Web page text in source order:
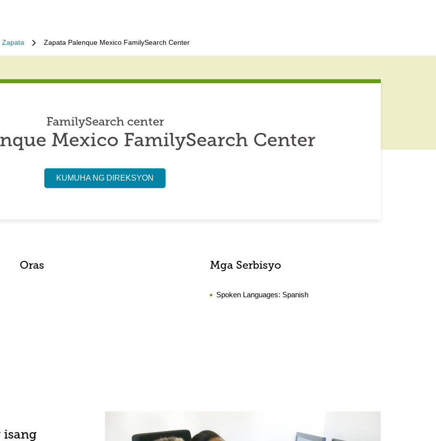
Zapata Zapata Palenque Mexico FamilySearch Center
FamilySearch center
Mexico FamilySearch Center
KUMUHA NG DIREKSYON
Oras Mga Serbisyo
Spoken Languages: Spanish
isang